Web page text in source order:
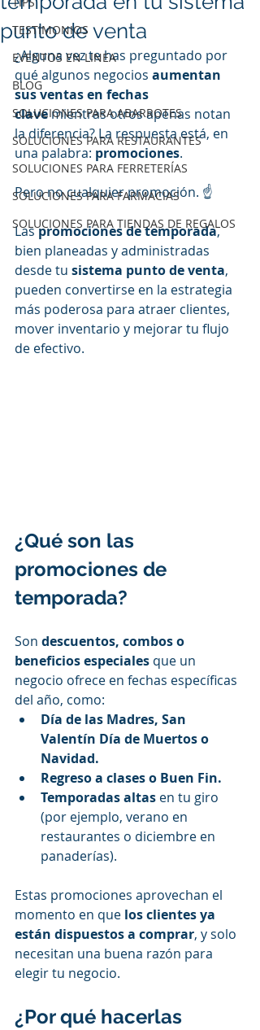
TESTIMONIOS
EVENTOS EN LINEA
BLOG
SOLUCIONES PARA ABARROTES
SOLUCIONES PARA RESTAURANTES
SOLUCIONES PARA FERRETERÍAS
SOLUCIONES PARA FARMACIAS
SOLUCIONES PARA TIENDAS DE REGALOS
punto de venta
¿Alguna vez te has preguntado por
qué algunos negocios aumentan
sus ventas en fechas
clave mientras otros apenas notan
la diferencia? La respuesta está, en
una palabra: promociones.
Pero no cualquier promoción. ☝
Las promociones de temporada,
bien planeadas y administradas
desde tu sistema punto de venta,
pueden convertirse en la estrategia
más poderosa para atraer clientes,
mover inventario y mejorar tu flujo
de efectivo.
¿Qué son las
promociones de
temporada?
Son descuentos, combos o
beneficios especiales que un
negocio ofrece en fechas específicas
del año, como:
Día de las Madres, San
Valentín Día de Muertos o
Navidad.
Regreso a clases o Buen Fin.
Temporadas altas en tu giro
(por ejemplo, verano en
restaurantes o diciembre en
panaderías).
Estas promociones aprovechan el
momento en que los clientes ya
están dispuestos a comprar, y solo
necesitan una buena razón para
elegir tu negocio.
¿Por qué hacerlas